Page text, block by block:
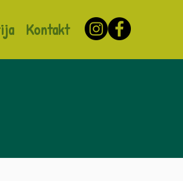
Kontakt